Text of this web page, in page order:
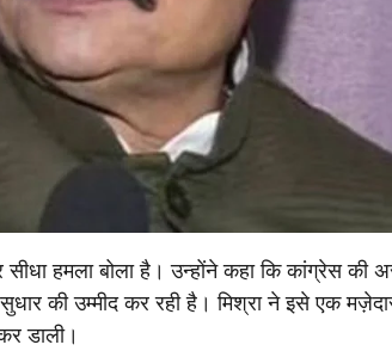
सीधा हमला बोला है। उन्होंने कहा कि कांग्रेस की
की उम्मीद कर रही है। मिश्रा ने इसे एक
डाली।